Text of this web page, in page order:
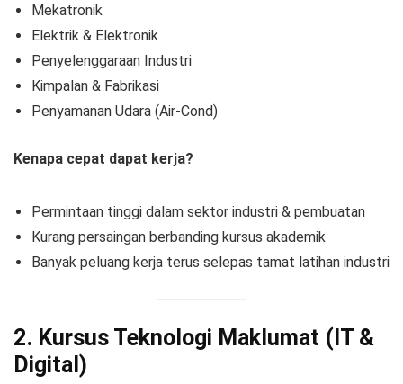
Mekatronik
Elektrik & Elektronik
Penyelenggaraan Industri
Kimpalan & Fabrikasi
Penyamanan Udara (Air-Cond)
Kenapa cepat dapat kerja?
Permintaan tinggi dalam sektor industri & pembuatan
Kurang persaingan berbanding kursus akademik
Banyak peluang kerja terus selepas tamat latihan industri
2. Kursus Teknologi Maklumat (IT &
Digital)